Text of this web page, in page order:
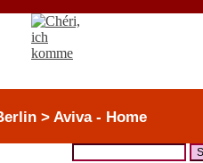
> Aviva - Home